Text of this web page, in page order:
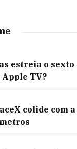
estreia o sexto
TV?
colide com